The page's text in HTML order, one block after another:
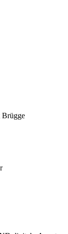
Brügge